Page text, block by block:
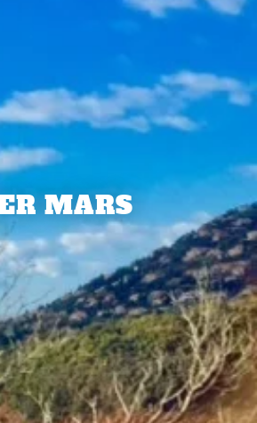
MARS